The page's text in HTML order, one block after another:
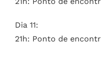
Dia 11:
21h: Ponto de